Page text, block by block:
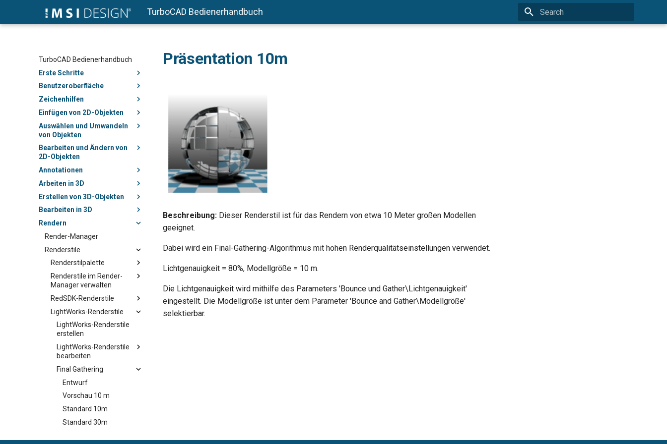
TurboCAD Bedienerhandbuch
TurboCAD Bedienerhandbuch
Erste Schritte
Benutzeroberfläche
Zeichenhilfen
Einfügen von 2D-Objekten
Auswählen und Umwandeln
von Objekten
Bearbeiten und Ändern von
2D-Objekten
Annotationen
Arbeiten in 3D
Erstellen von 3D-Objekten
Bearbeiten in 3D
Rendern
Render-Manager
Renderstile
Renderstilpalette
Renderstile im Render-
Manager verwalten
RedSDK-Renderstile
LightWorks-Renderstile
LightWorks-Renderstile
erstellen
LightWorks-Renderstile
bearbeiten
Final Gathering
Entwurf
Vorschau 10 m
Standard 10m
Standard 30m
Präsentation 10m
Beschreibung: Dieser Renderstil ist für das Rendern von etwa 10 Meter großen Modellen
geeignet.
Dabei wird ein Final-Gathering-Algorithmus mit hohen Renderqualitätseinstellungen verwendet.
Lichtgenauigkeit = 80%, Modellgröße = 10 m.
Die Lichtgenauigkeit wird mithilfe des Parameters 'Bounce und Gather\Lichtgenauigkeit'
eingestellt. Die Modellgröße ist unter dem Parameter 'Bounce and Gather\Modellgröße'
selektierbar.